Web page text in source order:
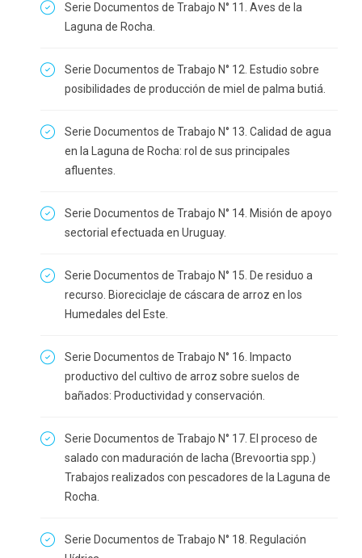
Serie Documentos de Trabajo N° 11. Aves de la
Laguna de Rocha.
Serie Documentos de Trabajo N° 12. Estudio sobre
posibilidades de producción de miel de palma butiá.
Serie Documentos de Trabajo N° 13. Calidad de agua
en la Laguna de Rocha: rol de sus principales
afluentes.
Serie Documentos de Trabajo N° 14. Misión de apoyo
sectorial efectuada en Uruguay.
Serie Documentos de Trabajo N° 15. De residuo a
recurso. Bioreciclaje de cáscara de arroz en los
Humedales del Este.
Serie Documentos de Trabajo N° 16. Impacto
productivo del cultivo de arroz sobre suelos de
bañados: Productividad y conservación.
Serie Documentos de Trabajo N° 17. El proceso de
salado con maduración de lacha (Brevoortia spp.)
Trabajos realizados con pescadores de la Laguna de
Rocha.
Serie Documentos de Trabajo N° 18. Regulación